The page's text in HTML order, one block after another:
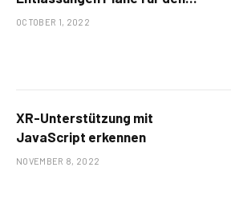
Start von Quest 3 in diesem Jahr
OCTOBER 1, 2022
XR-Unterstützung mit
JavaScript erkennen
NOVEMBER 8, 2022